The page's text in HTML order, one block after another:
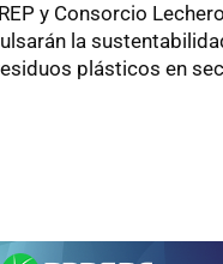
y Consorcio Lechero
la
plásticos en